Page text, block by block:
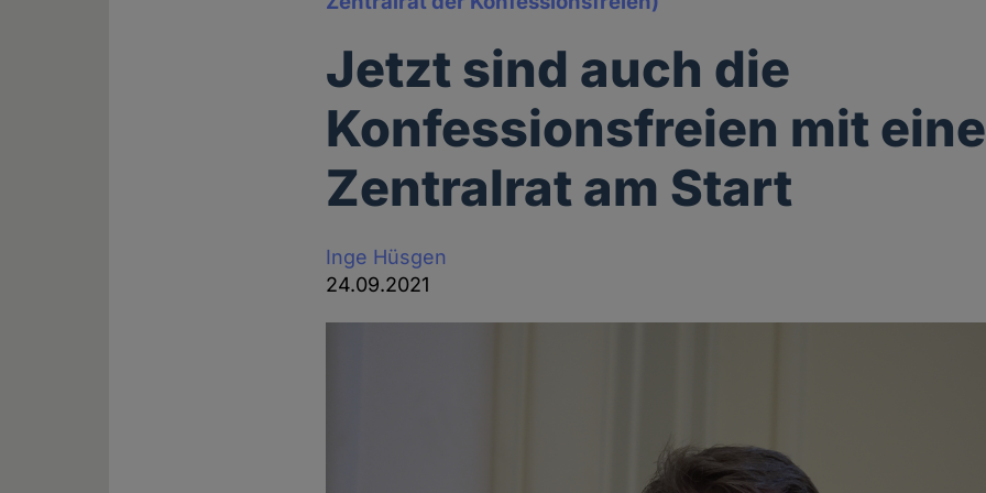
Jetzt sind auch die
Konfessionsfreien mit
Zentralrat am Start
Inge Hüsgen
24.09.2021